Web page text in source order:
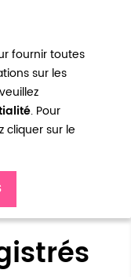
fournir toutes
sur les
. Pour
cliquer sur le